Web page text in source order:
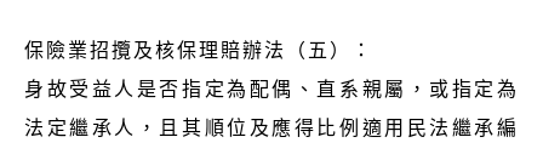
保險業招攬及核保理賠辦法（五）：
身故受益人是否指定為配偶、直系親屬，或指定為
法定繼承人，且其順位及應得比例適用民法繼承編